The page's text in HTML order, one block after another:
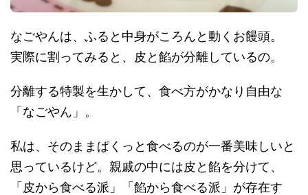
なごやんは、ふると中身がころんと動くお饅頭。
実際に割ってみると、皮と餡が分離しているの。
分離する特製を生かして、食べ方がかなり自由な
「なごやん」。
私は、そのままぱくっと食べるのが一番美味しいと
思っているけど。親戚の中には皮と餡を分けて、
「皮から食べる派」「餡から食べる派」が存在す